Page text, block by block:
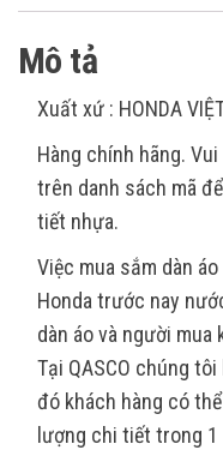
Mô tả
Xuất xứ : HONDA
Hàng chính hãng.
trên danh sách mã
tiết nhựa.
Việc mua sắm dàn
Honda trước nay
dàn áo và người
Tại QASCO chúng
đó khách hàng có
lượng chi tiết trong 1